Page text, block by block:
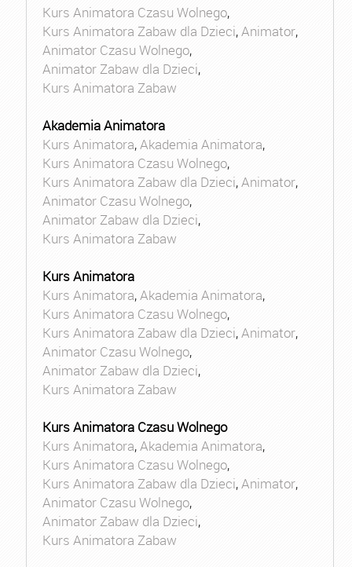
Kurs Animatora Czasu Wolnego,
Kurs Animatora Zabaw dla Dzieci,Animator,
Animator Czasu Wolnego,
Animator Zabaw dla Dzieci,
Kurs Animatora Zabaw
Akademia Animatora
Kurs Animatora,Akademia Animatora,
Kurs Animatora Czasu Wolnego,
Kurs Animatora Zabaw dla Dzieci,Animator,
Animator Czasu Wolnego,
Animator Zabaw dla Dzieci,
Kurs Animatora Zabaw
Kurs Animatora
Kurs Animatora,Akademia Animatora,
Kurs Animatora Czasu Wolnego,
Kurs Animatora Zabaw dla Dzieci,Animator,
Animator Czasu Wolnego,
Animator Zabaw dla Dzieci,
Kurs Animatora Zabaw
Kurs Animatora Czasu Wolnego
Kurs Animatora,Akademia Animatora,
Kurs Animatora Czasu Wolnego,
Kurs Animatora Zabaw dla Dzieci,Animator,
Animator Czasu Wolnego,
Animator Zabaw dla Dzieci,
Kurs Animatora Zabaw